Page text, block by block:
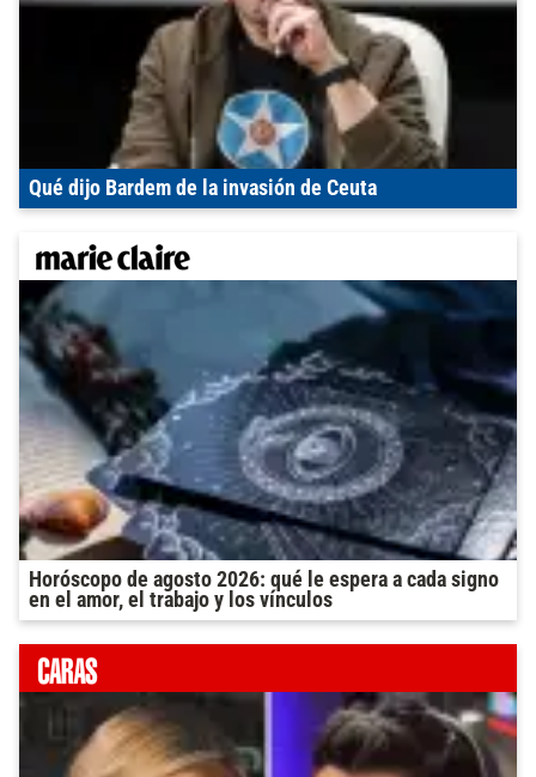
Qué dijo Bardem de la invasión de Ceuta
Horóscopo de agosto 2026: qué le espera a cada signo
en el amor, el trabajo y los vínculos